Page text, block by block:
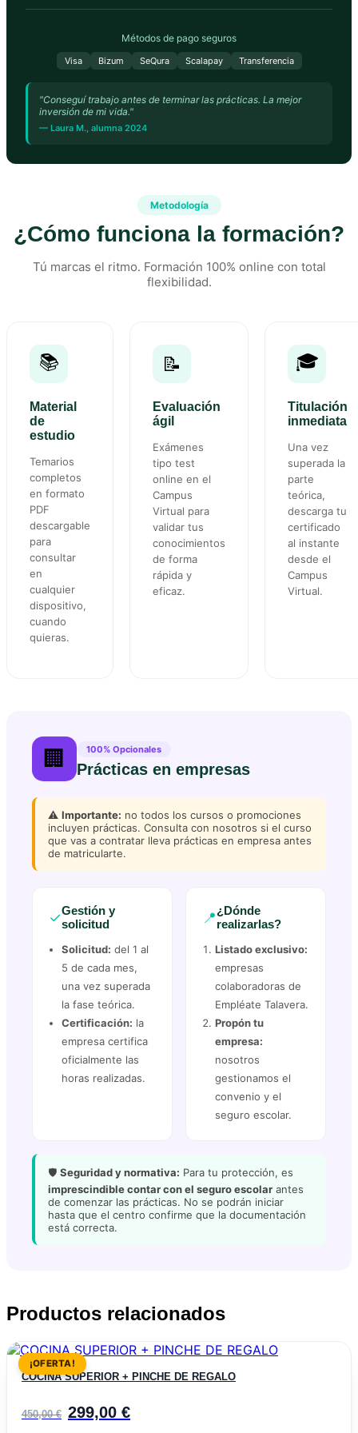
Métodos de pago seguros
Visa Bizum SeQura Scalapay Transferencia
"Conseguí trabajo antes de terminar las prácticas. La mejor
inversión de mi vida."
— Laura M., alumna 2024
Metodología
¿Cómo funciona la formación?
Tú marcas el ritmo. Formación 100% online con total
flexibilidad.
📚
Material
de
estudio
Temarios
completos
en formato
PDF
descargable
para
consultar
en
cualquier
dispositivo,
cuando
quieras.
📝
Evaluación
ágil
Exámenes
tipo test
online en el
Campus
Virtual para
validar tus
conocimientos
de forma
rápida y
eficaz.
🎓
Titulación
inmediata
Una vez
superada la
parte
teórica,
descarga tu
certificado
al instante
desde el
Campus
Virtual.
🏢 100% Opcionales
Prácticas en empresas
⚠️ Importante: no todos los cursos o promociones
incluyen prácticas. Consulta con nosotros si el curso
que vas a contratar lleva prácticas en empresa antes
de matricularte.
✓Gestión y
solicitud
Solicitud: del 1 al
5 de cada mes,
una vez superada
la fase teórica.
Certificación: la
empresa certifica
oficialmente las
horas realizadas.
📍¿Dónde
realizarlas?
Listado exclusivo:
empresas
colaboradoras de
Empléate Talavera.
Propón tu
empresa:
nosotros
gestionamos el
convenio y el
seguro escolar.
🛡️ Seguridad y normativa: Para tu protección, es
imprescindible contar con el seguro escolar antes
de comenzar las prácticas. No se podrán iniciar
hasta que el centro confirme que la documentación
está correcta.
Productos relacionados
¡OFERTA!
COCINA SUPERIOR + PINCHE DE REGALO
450,00€
El
299,00 €
El